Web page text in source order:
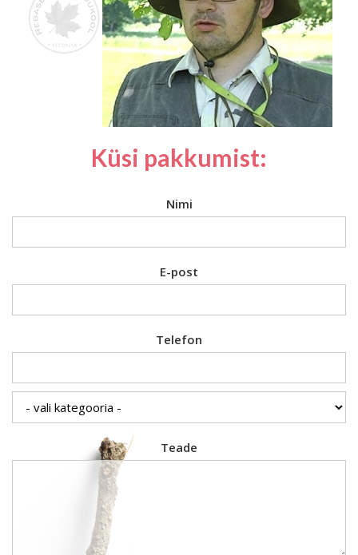
Küsi pakkumist:
Nimi
E-post
Telefon
Teade